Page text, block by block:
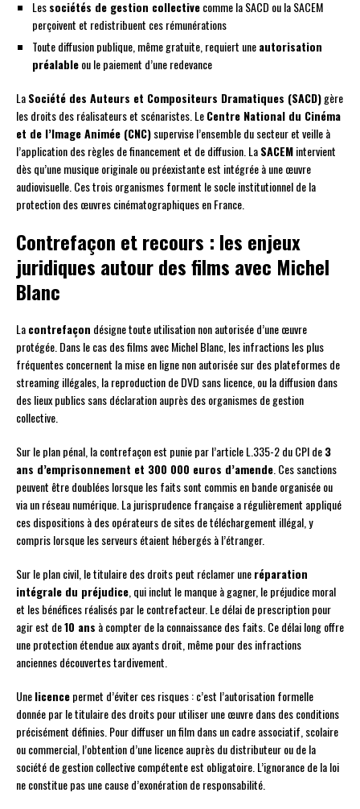
Lessociétés de gestion collectivecomme la SACD ou la SACEM
perçoivent et redistribuent ces rémunérations
Toute diffusion publique, même gratuite, requiert uneautorisation
préalableou le paiement d’une redevance
LaSociété des Auteurs et Compositeurs Dramatiques (SACD)gère
les droits des réalisateurs et scénaristes. LeCentre National du Cinéma
et de l’Image Animée (CNC)supervise l’ensemble du secteur et veille à
l’application des règles de financement et de diffusion. LaSACEMintervient
dès qu’une musique originale ou préexistante est intégrée à une œuvre
audiovisuelle. Ces trois organismes forment le socle institutionnel de la
protection des œuvres cinématographiques en France.
Contrefaçon et recours : les enjeux
juridiques autour des films avec Michel
Blanc
Lacontrefaçon désigne toute utilisation non autorisée d’une œuvre
protégée. Dans le cas des films avec Michel Blanc, les infractions les plus
fréquentes concernent la mise en ligne non autorisée sur des plateformes de
streaming illégales, la reproduction de DVD sans licence, ou la diffusion dans
des lieux publics sans déclaration auprès des organismes de gestion
collective.
Sur le plan pénal, la contrefaçon est punie par l’article L.335-2 du CPI de3
ans d’emprisonnement et 300 000 euros d’amende . Ces sanctions
peuvent être doublées lorsque les faits sont commis en bande organisée ou
via un réseau numérique. La jurisprudence française a régulièrement appliqué
ces dispositions à des opérateurs de sites de téléchargement illégal, y
compris lorsque les serveurs étaient hébergés à l’étranger.
Sur le plan civil, le titulaire des droits peut réclamer uneréparation
intégrale du préjudice , qui inclut le manque à gagner, le préjudice moral
et les bénéfices réalisés par le contrefacteur. Le délai de prescription pour
agir est de10 ans à compter de la connaissance des faits. Ce délai long offre
une protection étendue aux ayants droit, même pour des infractions
anciennes découvertes tardivement.
Unelicencepermet d’éviter ces risques : c’est l’autorisation formelle
donnée par le titulaire des droits pour utiliser une œuvre dans des conditions
précisément définies. Pour diffuser un film dans un cadre associatif, scolaire
ou commercial, l’obtention d’une licence auprès du distributeur ou de la
société de gestion collective compétente est obligatoire. L’ignorance de la loi
ne constitue pas une cause d’exonération de responsabilité.